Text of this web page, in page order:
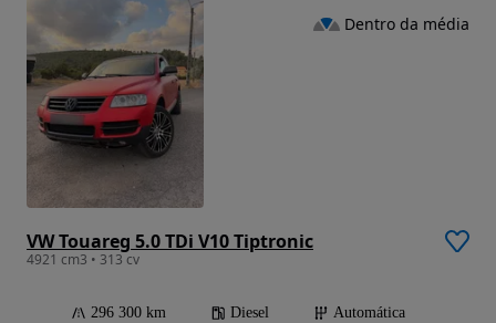
VW Touareg 5.0 TDi V10 Tiptronic
4921 cm3 • 313 cv
296 300 km Diesel
Automática
Dentro da média